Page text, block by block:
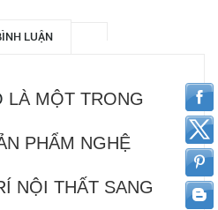
LUẬN
LÀ MỘT TRONG
PHẨM NGHỆ
NỘI THẤT SANG